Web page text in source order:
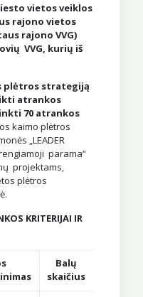
vietos veiklos
rajono vietos
rajono VVG)
VVG, kurių iš
plėtros strategiją
atrankos
70 atrankos
kaimo plėtros
„LEADER
parama“
projektams,
plėtros
KRITERIJAI IR
Balų
skaičius